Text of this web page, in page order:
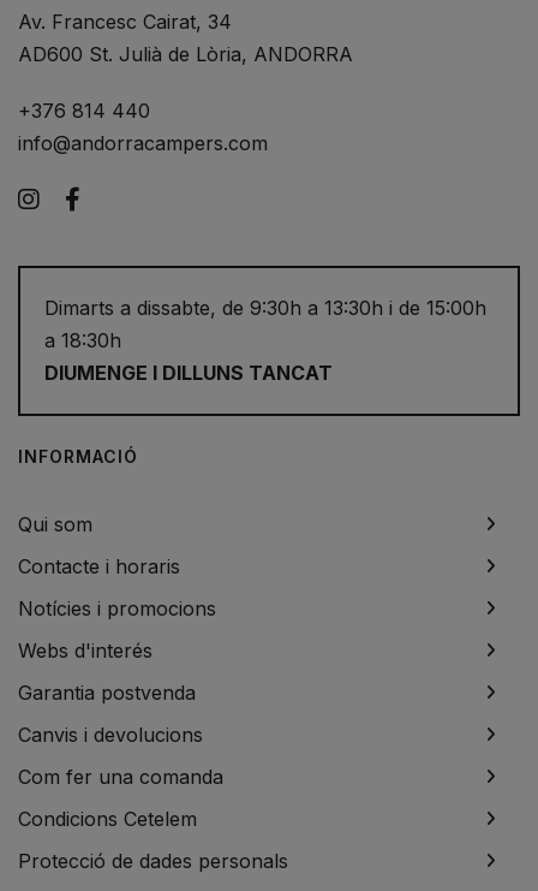
Av. Francesc Cairat, 34
AD600 St. Julià de Lòria, ANDORRA
+376 814 440
info@andorracampers.com
Instagram
Dimarts a dissabte, de 9:30h a 13:30h i de 15:00h
a 18:30h
DIUMENGE I DILLUNS TANCAT
INFORMACIÓ
Qui som
Contacte i horaris
Notícies i promocions
Webs d'interés
Garantia postvenda
Canvis i devolucions
Com fer una comanda
Condicions Cetelem
Protecció de dades personals